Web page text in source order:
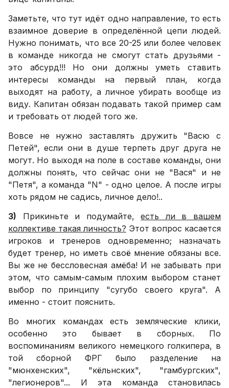
Заметьте, что тут идёт одно направление, то есть
взаимное доверие в определённой цепи людей.
Нужно понимать, что все 20-25 или более человек
в команде никогда не смогут стать друзьями -
это абсурд!!! Но они должны уметь ставить
интересы команды на первый план, когда
выходят на работу, а личное убирать вообще из
виду. Капитан обязан подавать такой пример сам
и требовать от людей того же.
Вовсе не нужно заставлять дружить "Васю с
Петей", если они в душе терпеть друг друга не
могут. Но выходя на поле в составе команды, они
должны понять, что сейчас они не "Вася" и не
"Петя", а команда "N" - одно целое. А после игры
хоть рядом не садись, личное дело!..
3) Прикиньте и подумайте,есть ли в вашем
коллективе такая личность? Этот вопрос касается
игроков и тренеров одновременно; назначать
будет тренер, но иметь своё мнение обязаны все.
Вы же не бессловесная амёба! И не забывать при
этом, что самым-самым плохим выбором станет
выбор по принципу "сугубо своего круга". А
именно - стоит пояснить.
Во многих командах есть земляческие клики,
особенно это бывает в сборных. По
воспоминаниям великого немецкого голкипера, в
той сборной ФРГ было разделение на
"мюнхенских", "кёльнских", "гамбургских",
"легионеров"... И эта команда становилась